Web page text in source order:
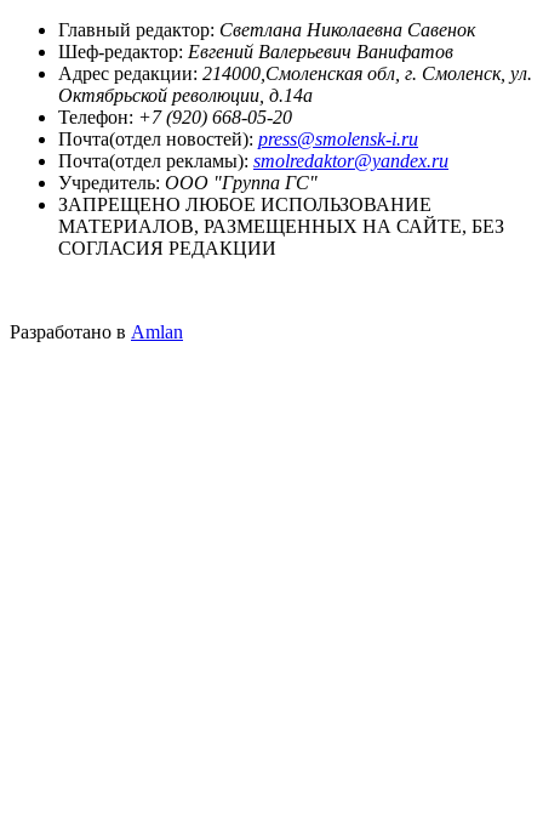
Главный редактор: Светлана Николаевна Савенок
Шеф-редактор: Евгений Валерьевич Ванифатов
Адрес редакции: 214000,Смоленская обл, г. Смоленск, ул.
Октябрьской революции, д.14а
Телефон: +7 (920) 668-05-20
Почта(отдел новостей): press@smolensk-i.ru
Почта(отдел рекламы): smolredaktor@yandex.ru
Учредитель: ООО "Группа ГС"
ЗАПРЕЩЕНО ЛЮБОЕ ИСПОЛЬЗОВАНИЕ
МАТЕРИАЛОВ, РАЗМЕЩЕННЫХ НА САЙТЕ, БЕЗ
СОГЛАСИЯ РЕДАКЦИИ
Разработано в Amlan